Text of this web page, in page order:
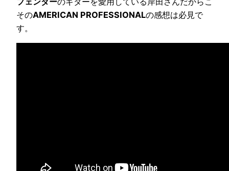
そのAMERICAN PROFESSIONALの感想は必見で
す。